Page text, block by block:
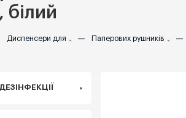
Диспенсери для — Паперових рушників —